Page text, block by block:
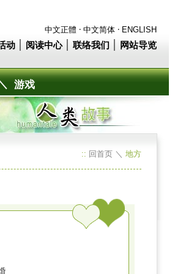
中文正體 ‧ 中文简体‧ ENGLISH
动│ 阅读中心│ 联络我们│ 网站导览
游戏
:: 回首页＼ 地方